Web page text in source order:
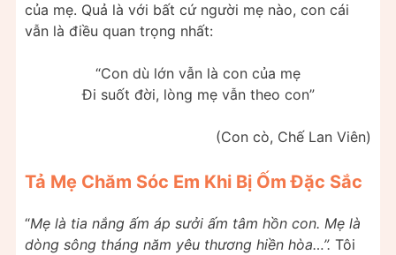
của mẹ. Quả là với bất cứ người mẹ nào, con cái
vẫn là điều quan trọng nhất:
“Con dù lớn vẫn là con của mẹ
Đi suốt đời, lòng mẹ vẫn theo con”
(Con cò, Chế Lan Viên)
Tả Mẹ Chăm Sóc Em Khi Bị Ốm Đặc Sắc
“Mẹ là tia nắng ấm áp sưởi ấm tâm hồn con. Mẹ là
dòng sông tháng năm yêu thương hiền hòa…”. Tôi